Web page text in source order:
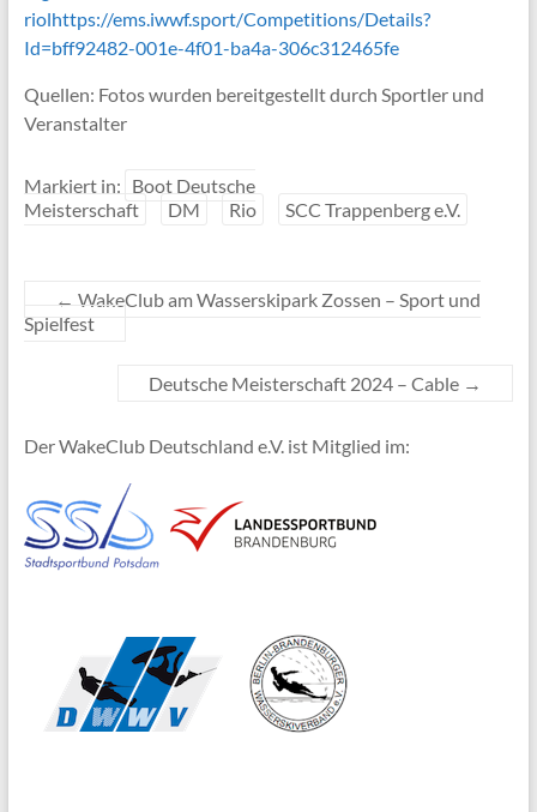
riolhttps://ems.iwwf.sport/Competitions/Details?
Id=bff92482-001e-4f01-ba4a-306c312465fe
Quellen: Fotos wurden bereitgestellt durch Sportler und
Veranstalter
Markiert in: Boot Deutsche
Meisterschaft
DM Rio SCC Trappenberg e.V.
← WakeClub am Wasserskipark Zossen – Sport und
Spielfest
Deutsche Meisterschaft 2024 – Cable →
Der WakeClub Deutschland e.V. ist Mitglied im: